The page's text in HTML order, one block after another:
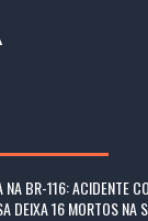
NA BR-116: ACIDENTE
DEIXA 16 MORTOS NA